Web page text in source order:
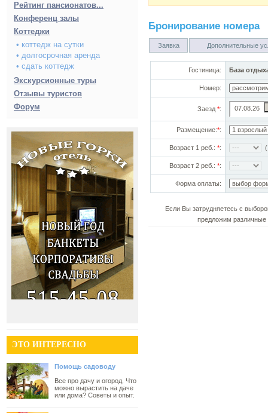
Рейтинг пансионатов...
Конференц залы
Коттеджи
• коттедж на сутки
• долгосрочная аренда
• сдать коттедж
Экскурсионные туры
Отзывы туристов
Форум
ЭТО ИНТЕРЕСНО
Помощь садоводу
Все про дачу и огород. Что
можно вырастить на даче
или дома? Советы и опыт.
Бронирование номера
Заявка Дополнительные
Гостиница: База
Номер:
Заезд *:
Размещение:*:
Возраст 1 реб.: *:
Возраст 2 реб.: *:
Форма оплаты:
Если Вы затрудняетесь с
предложим различные